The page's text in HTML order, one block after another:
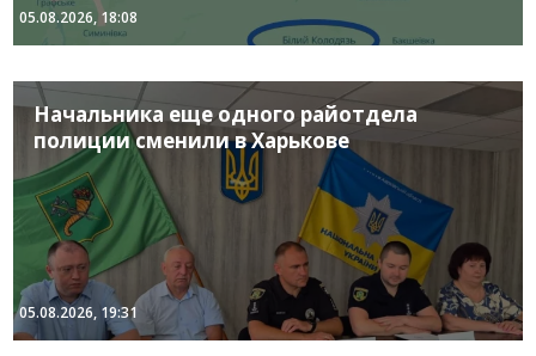
05.08.2026, 18:08
Начальника еще одного райотдела
полиции сменили в Харькове
05.08.2026, 19:31